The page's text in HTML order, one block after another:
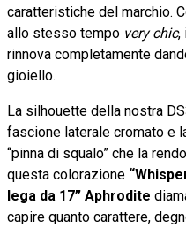
caratteristiche del marchio.
allo stesso tempo very chic,
rinnova completamente
gioiello.
La silhouette della nostra
fascione laterale cromato e
“pinna di squalo” che la
questa colorazione
lega da 17” Aphrodite
capire quanto carattere,